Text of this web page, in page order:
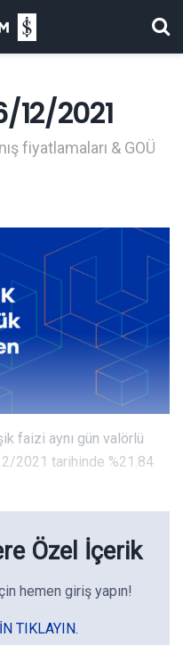
12/2021
fiyatlamaları & GOÜ
faizi aynı gün valörlü
2021 tarihinde %21.84
Özel İçerik
hemen giriş yapın!
TIKLAYIN.